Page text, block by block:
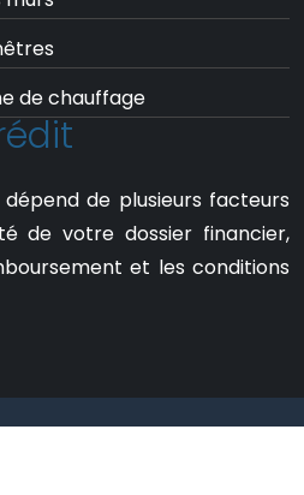
de chauffage
dépend de plusieurs facteurs
de votre dossier financier,
et les conditions